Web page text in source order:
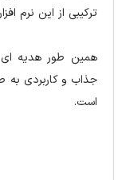
ترکیبی از این نرم
همین طور هدیه
جذاب و کاربردی به
است.